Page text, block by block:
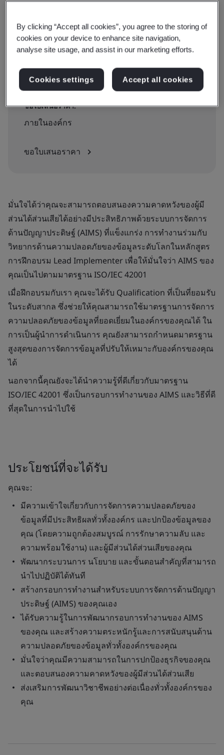
สำรองที่นั่ง
ขอใบเสนอราคา:
ภายในองค์กร
ขอใบเสนอราคา
มั่นใจได้ว่าคุณจะสามารถตอบสนองความคาดหวังของผู้มี
ส่วนได้ส่วนเสียได้อย่างมีประสิทธิภาพด้วยระบบการจัดการ
ด้านปัญญาประดิษฐ์ (AIMS) ที่แข็งแกร่ง การทำงานร่วมกับ
วิทยากรด้านความปลอดภัยของข้อมูลระดับโลกในหลักสูตร
การฝึกอบรม Lead Implementer เพื่อให้มั่นใจว่า AIMS ของ
คุณเป็นไปตามมาตรฐาน ISO/IEC 42001
เมื่อฝึกอบรมกับเรา คุณจะได้รับ Qualification ที่เป็นที่ยอมรับ
ในระดับสากล ซึ่งช่วยให้คุณสามารถใช้มาตรฐานการจัดการ
ความปลอดภัยของข้อมูลที่ยอดเยี่ยมในองค์กรของคุณได้ ใน
การเป็นผู้นำการดำเนินการ คุณยังสามารถกำหนดมาตรฐาน
สูงสุดของการจัดการข้อมูลที่ปรับให้เหมาะกับองค์กรของคุณ
ได้
นอกจากนี้คุณยังจะได้นำความรู้ที่ดีเกี่ยวกับมาตรฐาน
ISO/IEC 42001 ซึ่งเป็นกรอบการทำงานของ AIMS และวิธีที่ดี
ที่สุดในการนำไปใช้
ประโยชน์ที่จะได้รับ
คุณจะ:
มีความเข้าใจเกี่ยวกับการจัดการความปลอดภัยของ
ข้อมูลที่มีประสิทธิผลทั่วทั้งองค์กร และปกป้องข้อมูลของ
คุณ (โดยความถูกต้องสมบูรณ์ การรักษาความลับ และ
ความพร้อมใช้งาน) และผู้มีส่วนได้ส่วนเสียของคุณ
พัฒนากระบวนการ นโยบาย และขั้นตอนสำคัญที่สามารถ
นำไปปฏิบัติได้ทันที
สร้างกรอบการทำงานสำหรับระบบการจัดการด้านปัญญา
ประดิษฐ์ (AIMS) ของคุณเอง
ได้รับความรู้ในการพัฒนากรอบการทำงานของ AIMS
ของคุณ และสร้างความตระหนักรู้และการสนับสนุนด้าน
ความปลอดภัยของข้อมูลทั่วทั้งองค์กรของคุณ
มั่นใจว่าคุณมีความสามารถในการปกป้องธุรกิจของคุณ
และตอบสนองความคาดหวังของผู้มีส่วนได้ส่วนเสีย
ส่งเสริมการพัฒนาวิชาชีพอย่างต่อเนื่องทั่วทั้งองค์กรของ
คุณ
By clicking “Accept all cookies”, you agree to the storing of
cookies on your device to enhance site navigation,
analyse site usage, and assist in our marketing efforts.
Cookies settings Accept all cookies